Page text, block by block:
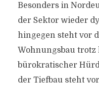
Besonders in
der Sektor wieder
hingegen steht vor
Wohnungsbau trotz
bürokratischer
der Tiefbau steht